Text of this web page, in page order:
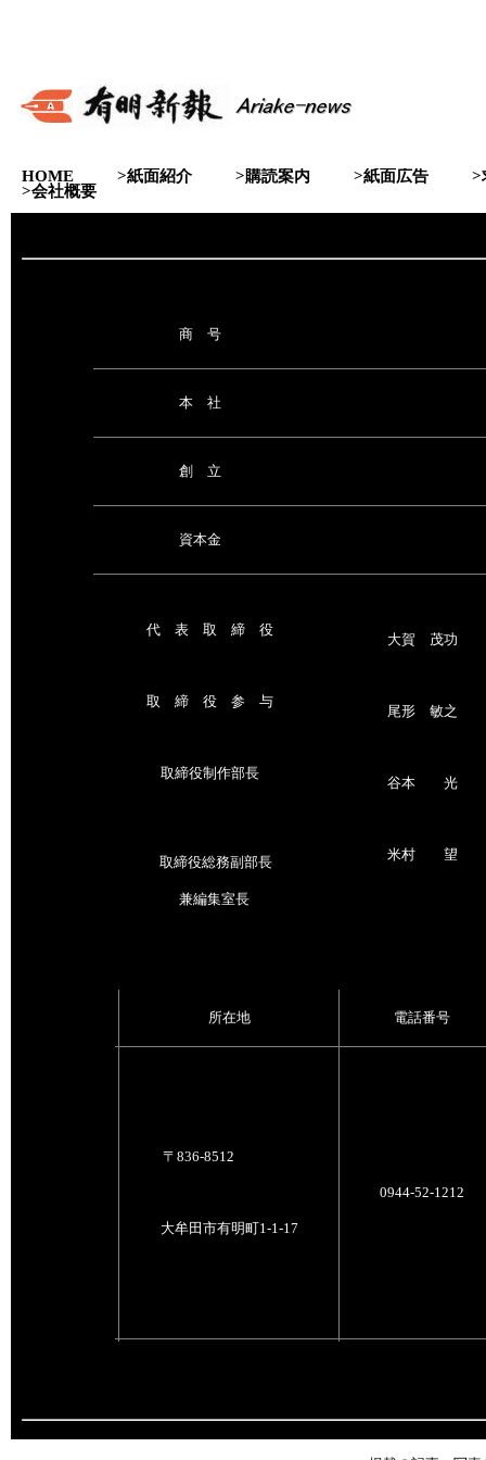
HOME >紙面紹介 >購読案内 >紙面広告
>
>会社概要
商 号
本 社
創 立
資本金
代 表 取 締 役
取 締 役 参 与
取締役制作部長
取締役総務副部長
兼編集室長
大賀 茂功
尾形 敏之
谷本 光
米村 望
所在地 電話番号
〒836-8512
大牟田市有明町1-1-17
0944-52-1212